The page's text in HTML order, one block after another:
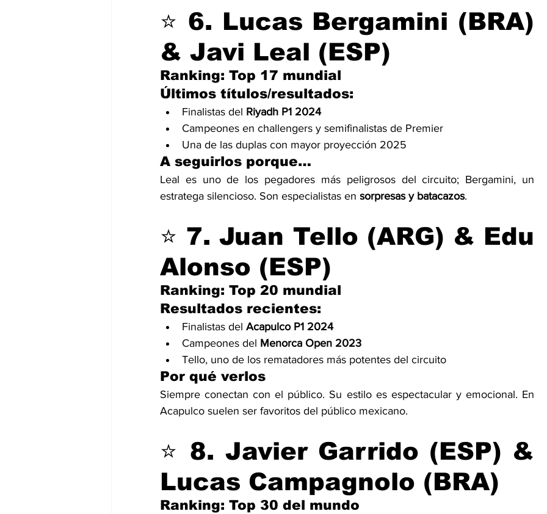
⭐ 6. Lucas Bergamini (BRA)
& Javi Leal (ESP)
Ranking: Top 17 mundial
Últimos títulos/resultados:
Finalistas del Riyadh P1 2024
Campeones en challengers y semifinalistas de Premier
Una de las duplas con mayor proyección 2025
A seguirlos porque…
Leal es uno de los pegadores más peligrosos del circuito; Bergamini, un
estratega silencioso. Son especialistas en sorpresas y batacazos.
⭐ 7. Juan Tello (ARG) & Edu
Alonso (ESP)
Ranking: Top 20 mundial
Resultados recientes:
Finalistas del Acapulco P1 2024
Campeones del Menorca Open 2023
Tello, uno de los rematadores más potentes del circuito
Por qué verlos
Siempre conectan con el público. Su estilo es espectacular y emocional. En
Acapulco suelen ser favoritos del público mexicano.
⭐ 8. Javier Garrido (ESP) &
Lucas Campagnolo (BRA)
Ranking: Top 30 del mundo